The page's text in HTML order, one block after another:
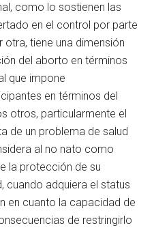
como lo sostienen las
en el control por parte
otra, tiene una dimensión
del aborto en términos
que impone
en términos del
otros, particularmente el
de un problema de salud
al no nato como
la protección de su
cuando adquiera el status
en cuanto la capacidad de
de restringirlo